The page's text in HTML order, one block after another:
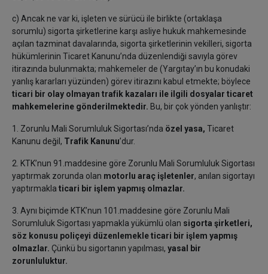
c) Ancak ne var ki, işleten ve sürücü ile birlikte (ortaklaşa
sorumlu) sigorta şirketlerine karşı asliye hukuk mahkemesinde
açılan tazminat davalarında, sigorta şirketlerinin vekilleri, sigorta
hükümlerinin Ticaret Kanunu’nda düzenlendiği savıyla görev
itirazında bulunmakta; mahkemeler de (Yargıtay’ın bu konudaki
yanlış kararları yüzünden) görev itirazını kabul etmekte; böylece
ticari bir olay olmayan trafik kazaları ile ilgili dosyalar ticaret
mahkemelerine gönderilmektedir. Bu, bir çok yönden yanlıştır:
1. Zorunlu Mali Sorumluluk Sigortası’nda özel yasa, Ticaret
Kanunu değil, Trafik Kanunu’dur.
2. KTK’nun 91.maddesine göre Zorunlu Mali Sorumluluk Sigortası
yaptırmak zorunda olan motorlu araç işletenler, anılan sigortayı
yaptırmakla ticari bir işlem yapmış olmazlar.
3. Aynı biçimde KTK’nun 101.maddesine göre Zorunlu Mali
Sorumluluk Sigortası yapmakla yükümlü olan sigorta şirketleri,
söz konusu poliçeyi düzenlemekle ticari bir işlem yapmış
olmazlar. Çünkü bu sigortanın yapılması, yasal bir
zorunluluktur.